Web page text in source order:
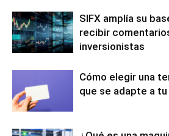
SIFX amplía su
recibir
inversionistas
Cómo elegir una
que se adapte a